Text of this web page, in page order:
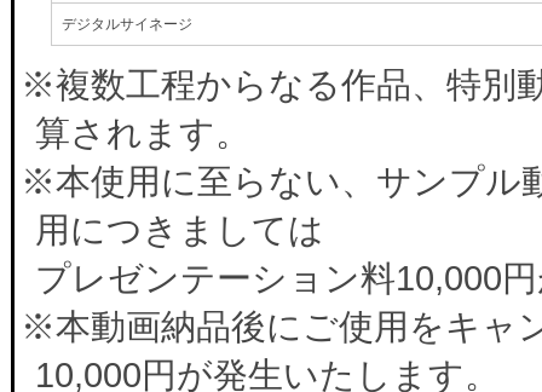
デジタルサイネージ
※複数工程からなる作品、特別
算されます。
※本使用に至らない、サンプル
用につきましては
プレゼンテーション料10,000
※本動画納品後にご使用をキャ
10,000円が発生いたします。